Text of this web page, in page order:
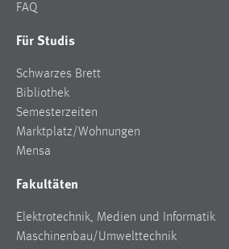
FAQ
Für Studis
Schwarzes Brett
Bibliothek
Semesterzeiten
Marktplatz/Wohnungen
Mensa
Fakultäten
Elektrotechnik, Medien und Informatik
Maschinenbau/Umwelttechnik